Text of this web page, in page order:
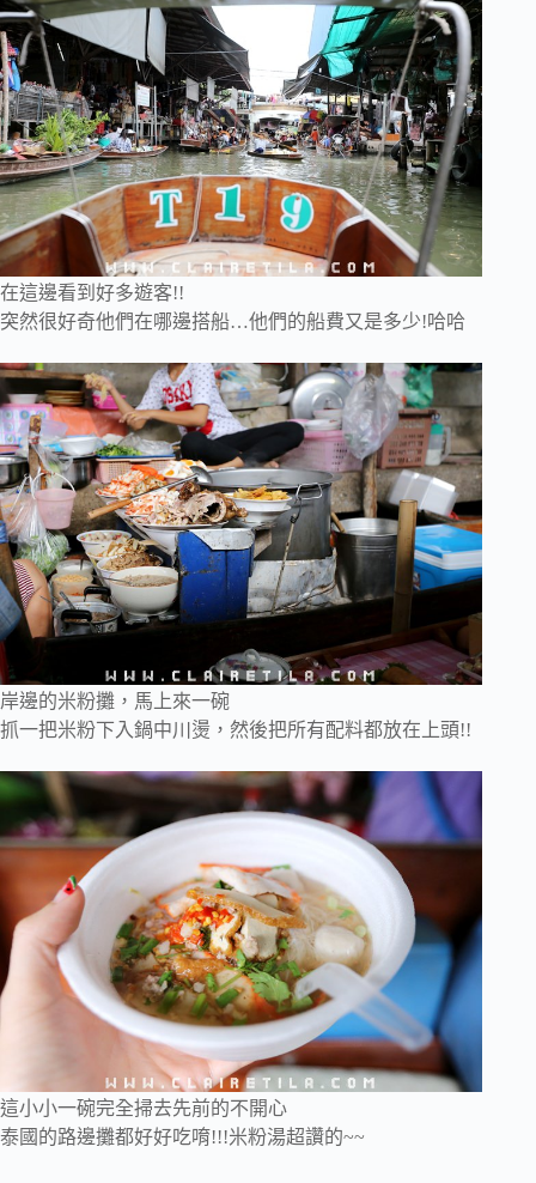
在這邊看到好多遊客!!
突然很好奇他們在哪邊搭船…他們的船費又是多少!哈哈
岸邊的米粉攤，馬上來一碗
抓一把米粉下入鍋中川燙，然後把所有配料都放在上頭!!
這小小一碗完全掃去先前的不開心
泰國的路邊攤都好好吃唷!!!米粉湯超讚的~~